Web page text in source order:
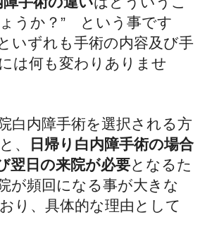
うか？” という事です
いずれも手術の内容及び手
は何も変わりありませ
白内障手術を選択される方
、
日帰り白内障手術の場合
翌日の来院が必要となるた
が頻回になる事が大きな
り、具体的な理由として